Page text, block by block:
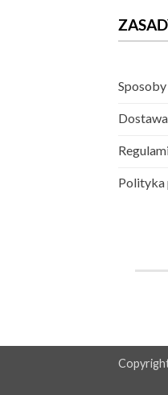
Dostawa
Polityka